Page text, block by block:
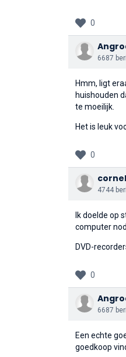
0
6687
Hmm, ligt
huishouden
te moeilijk.
Het is leuk
0
4744
Ik doelde op
computer
DVD-
0
6687
Een echte
goedkoop